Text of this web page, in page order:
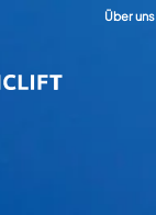
Über uns